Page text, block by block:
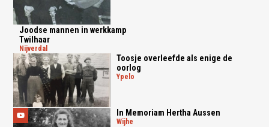
Joodse mannen in werkkamp
Twilhaar
nijverdal
Toosje overleefde als enige de
oorlog
ypelo
In Memoriam Hertha Aussen
wijhe